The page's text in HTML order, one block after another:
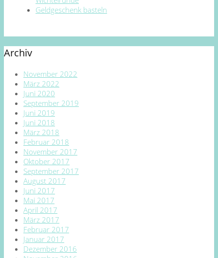
Geldgeschenk basteln
Archiv
November 2022
März 2022
Juni 2020
September 2019
Juni 2019
Juni 2018
März 2018
Februar 2018
November 2017
Oktober 2017
September 2017
August 2017
Juni 2017
Mai 2017
April 2017
März 2017
Februar 2017
Januar 2017
Dezember 2016